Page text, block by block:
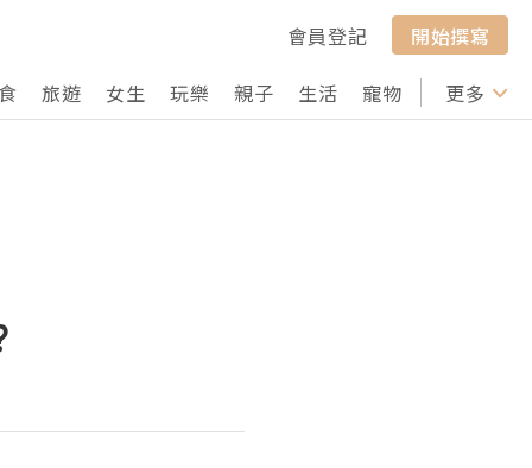
會員登記
開始撰寫
旅遊 女生 玩樂 親子 生活 寵物 行山 打卡
更多